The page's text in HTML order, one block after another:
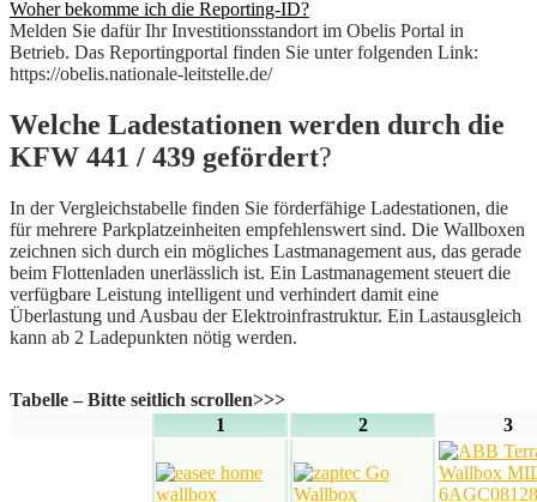
Woher bekomme ich die Reporting-ID?
Melden Sie dafür Ihr Investitionsstandort im Obelis Portal in
Betrieb. Das Reportingportal finden Sie unter folgenden Link:
https://obelis.nationale-leitstelle.de/
Welche Ladestationen werden durch die
KFW 441 / 439 gefördert?
In der Vergleichstabelle finden Sie förderfähige Ladestationen, die
für mehrere Parkplatzeinheiten empfehlenswert sind. Die Wallboxen
zeichnen sich durch ein mögliches Lastmanagement aus, das gerade
beim Flottenladen unerlässlich ist. Ein Lastmanagement steuert die
verfügbare Leistung intelligent und verhindert damit eine
Überlastung und Ausbau der Elektroinfrastruktur. Ein Lastausgleich
kann ab 2 Ladepunkten nötig werden.
Tabelle – Bitte seitlich scrollen>>>
1
2 3